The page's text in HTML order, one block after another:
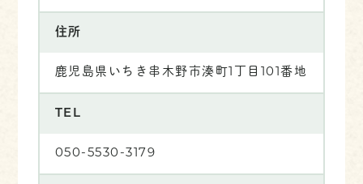
住所
鹿児島県いちき串木野市湊町1丁目101番地
TEL
050-5530-3179